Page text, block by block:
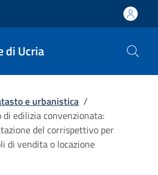
di Ucria
e urbanistica /
edilizia convenzionata:
del corrispettivo per
di vendita o locazione